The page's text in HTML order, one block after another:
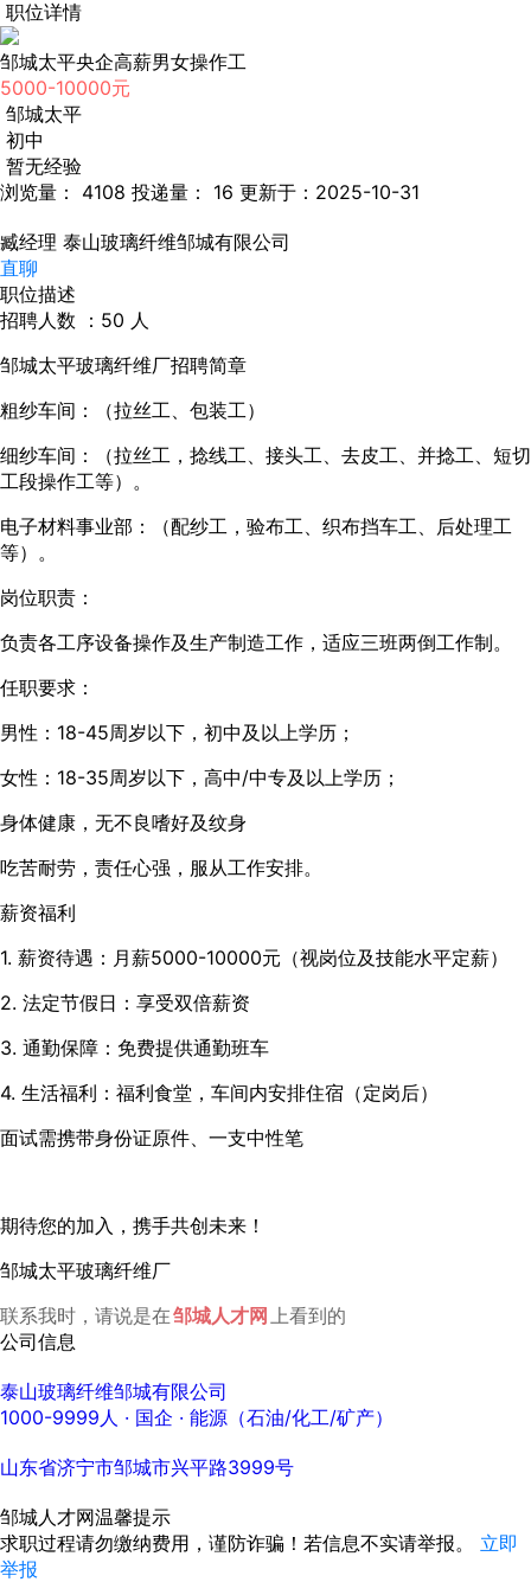
职位详情
邹城太平央企高薪男女操作工
5000-10000元
邹城太平
初中
暂无经验
浏览量： 4108 投递量： 16 更新于：2025-10-31
臧经理 泰山玻璃纤维邹城有限公司
直聊
职位描述
招聘人数 ：50 人
邹城太平玻璃纤维厂招聘简章
粗纱车间：（拉丝工、包装工）
细纱车间：（拉丝工，捻线工、接头工、去皮工、并捻工、短切
工段操作工等）。
电子材料事业部：（配纱工，验布工、织布挡车工、后处理工
等）。
岗位职责：
负责各工序设备操作及生产制造工作，适应三班两倒工作制。
任职要求：
男性：18-45周岁以下，初中及以上学历；
女性：18-35周岁以下，高中/中专及以上学历；
身体健康，无不良嗜好及纹身
吃苦耐劳，责任心强，服从工作安排。
薪资福利
1. 薪资待遇：月薪5000-10000元（视岗位及技能水平定薪）
2. 法定节假日：享受双倍薪资
3. 通勤保障：免费提供通勤班车
4. 生活福利：福利食堂，车间内安排住宿（定岗后）
面试需携带身份证原件、一支中性笔
期待您的加入，携手共创未来！
邹城太平玻璃纤维厂
联系我时，请说是在邹城人才网 上看到的
公司信息
泰山玻璃纤维邹城有限公司
1000-9999人 · 国企 · 能源（石油/化工/矿产）
山东省济宁市邹城市兴平路3999号
邹城人才网温馨提示
求职过程请勿缴纳费用，谨防诈骗！若信息不实请举报。 立即
举报